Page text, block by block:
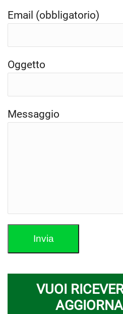
Email (obbligatorio)
Oggetto
Messaggio
VUOI